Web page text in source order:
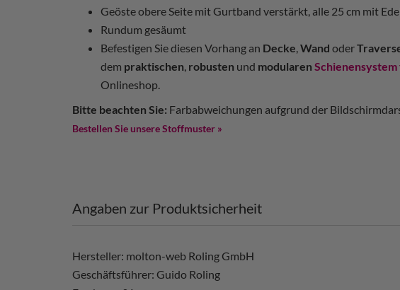
Geöste obere Seite mit Gurtband verstärkt, alle 25 cm mit
Rundum gesäumt
Befestigen Sie diesen Vorhang an Decke,Wand oder
dem praktischen, robusten und modularen
Onlineshop.
Bitte beachten Sie: Farbabweichungen aufgrund der
Bestellen Sie unsere Stoffmuster »
Angaben zur Produktsicherheit
Hersteller: molton-web Roling GmbH
Geschäftsführer: Guido Roling